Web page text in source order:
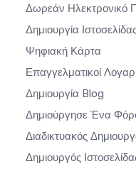
Δωρεάν Ηλεκτρονικό
Δημιουργία
Ψηφιακή Κάρτα
Επαγγελματικοί
Δημιουργία Blog
Δημιούργησε Ένα
Διαδικτυακός
Δημιουργός